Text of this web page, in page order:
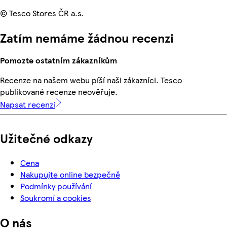
© Tesco Stores ČR a.s.
Zatím nemáme žádnou recenzi
Pomozte ostatním zákazníkům
Recenze na našem webu píší naši zákazníci. Tesco
publikované recenze neověřuje.
Napsat recenzi
Užitečné odkazy
Cena
Nakupujte online bezpečně
Podmínky používání
Soukromí a cookies
O nás